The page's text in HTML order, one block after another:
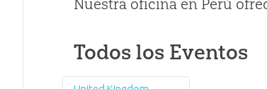
Nuestra oficina en Perú
Todos los Eventos